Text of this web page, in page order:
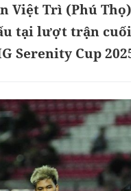
Việt Trì (Phú
tại lượt trận
Serenity Cup